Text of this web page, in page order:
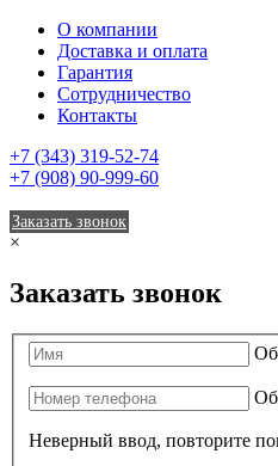
О компании
Доставка и оплата
Гарантия
Сотрудничество
Контакты
+7 (343) 319-52-74
+7 (908) 90-999-60
Заказать звонок
×
Заказать звонок
Неверный ввод, повторите